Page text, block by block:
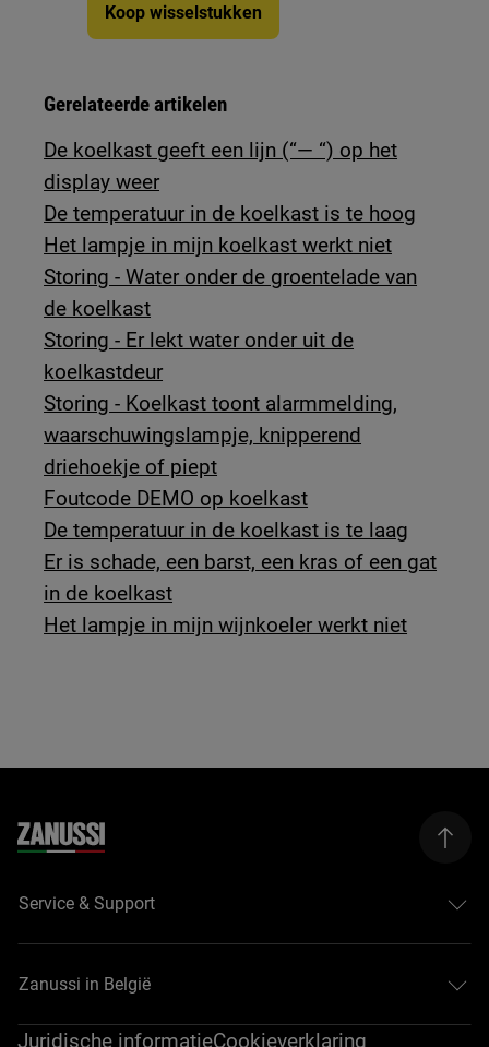
Koop wisselstukken
Gerelateerde artikelen
De koelkast geeft een lijn (“— “) op het
display weer
De temperatuur in de koelkast is te hoog
Het lampje in mijn koelkast werkt niet
Storing - Water onder de groentelade van
de koelkast
Storing - Er lekt water onder uit de
koelkastdeur
Storing - Koelkast toont alarmmelding,
waarschuwingslampje, knipperend
driehoekje of piept
Foutcode DEMO op koelkast
De temperatuur in de koelkast is te laag
Er is schade, een barst, een kras of een gat
in de koelkast
Het lampje in mijn wijnkoeler werkt niet
Service & Support
Zanussi in België
Juridische informatieCookieverklaring